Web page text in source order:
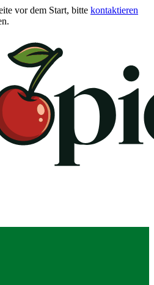
vor dem Start, bitte kontaktieren